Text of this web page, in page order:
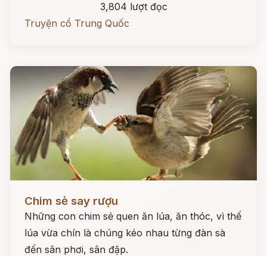
3,804 lượt đọc
Truyện cổ Trung Quốc
Chim sẻ say rượu
Những con chim sẻ quen ăn lúa, ăn thóc, vì thế
lúa vừa chín là chúng kéo nhau từng đàn sà
đến sân phơi, sân đập.